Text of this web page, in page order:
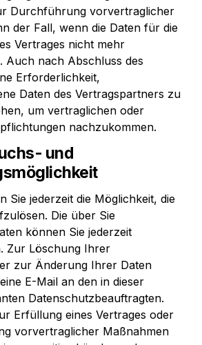
Durchführung vorvertraglicher
der Fall, wenn die Daten für die
Vertrages nicht mehr
Auch nach Abschluss des
Erforderlichkeit,
Daten des Vertragspartners zu
um vertraglichen oder
nachzukommen.
und
Sie jederzeit die Möglichkeit, die
Die über Sie
können Sie jederzeit
Zur Löschung Ihrer
zur Änderung Ihrer Daten
E-Mail an den in dieser
Datenschutzbeauftragten.
Erfüllung eines Vertrages oder
vorvertraglicher Maßnahmen